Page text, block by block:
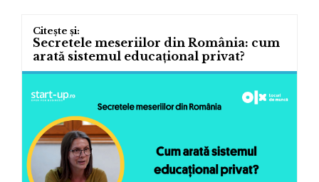
Secretele meseriilor din România: cum
arată sistemul educațional privat?